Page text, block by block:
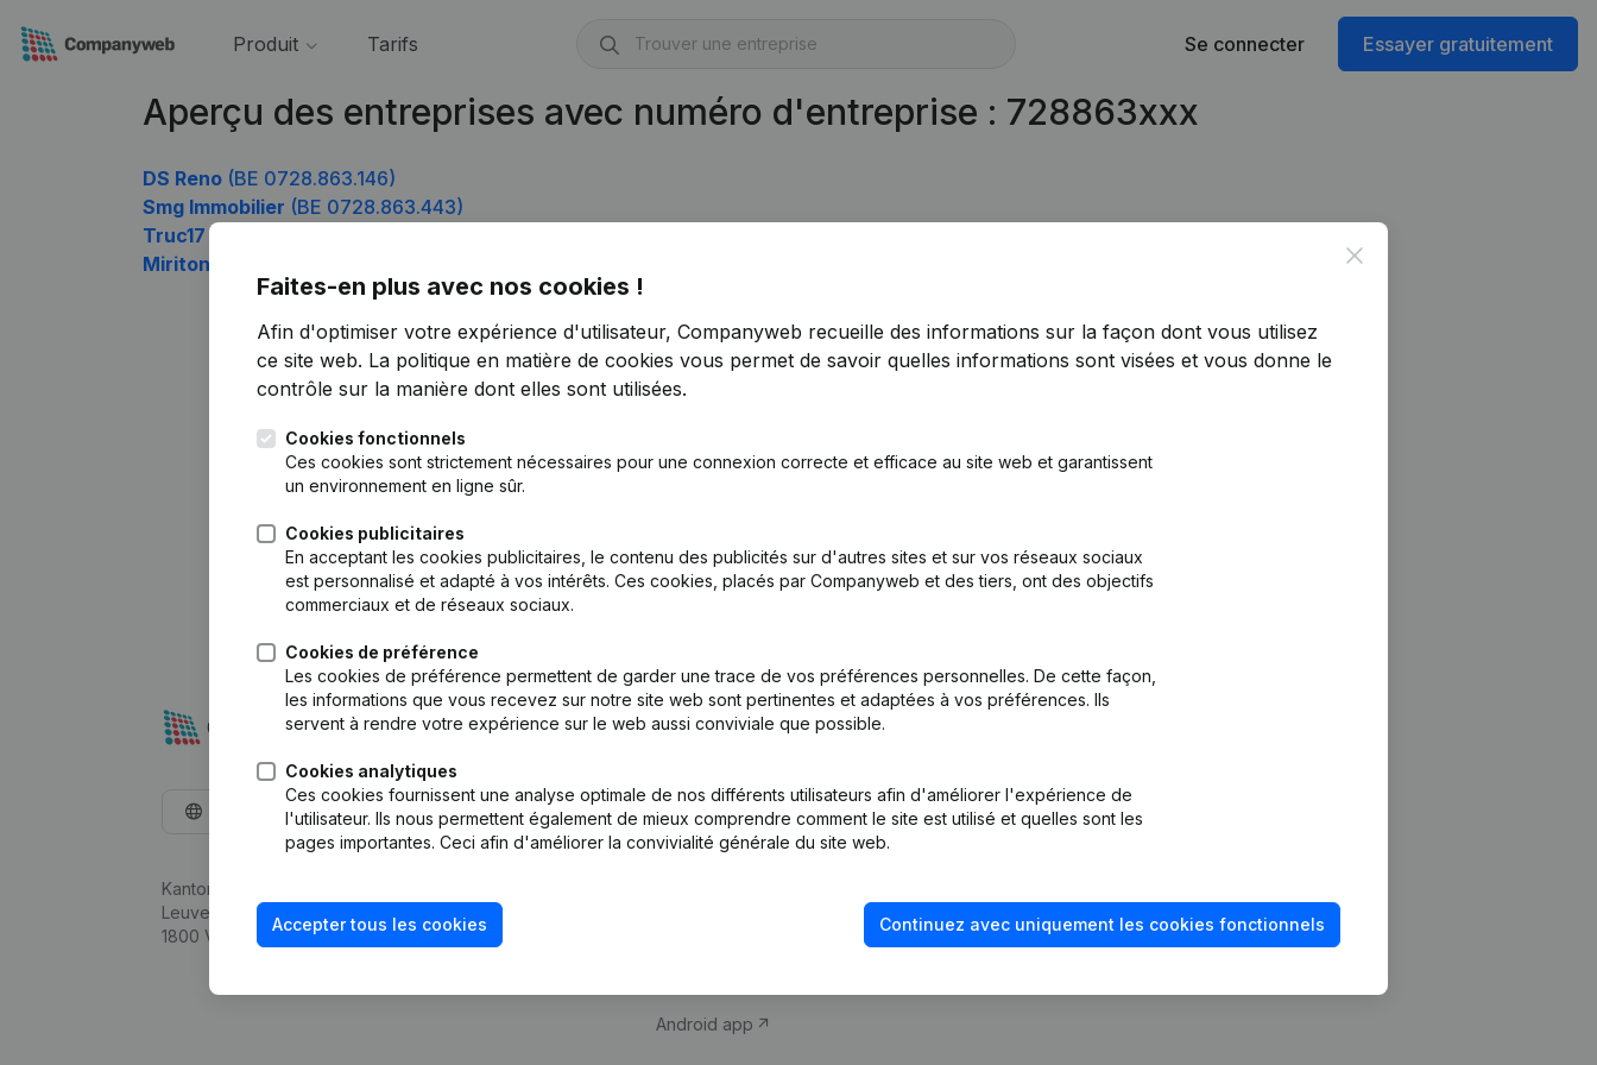
Produit Tarifs Se connecter Essayer gratuitement
Aperçu des entreprises avec numéro d'entreprise : 728863xxx
DS Reno (BE 0728.863.146)
Smg Immobilier (BE 0728.863.443)
Truc17 (BE 0728.863.839)
Miritonia
Close
Faites-en plus avec nos cookies !
Afin d'optimiser votre expérience d'utilisateur, Companyweb recueille des informations sur la façon dont vous utilisez
ce site web. La politique en matière de cookies vous permet de savoir quelles informations sont visées et vous donne le
contrôle sur la manière dont elles sont utilisées.
Cookies fonctionnels
Ces cookies sont strictement nécessaires pour une connexion correcte et efficace au site web et garantissent
un environnement en ligne sûr.
Cookies publicitaires
En acceptant les cookies publicitaires, le contenu des publicités sur d'autres sites et sur vos réseaux sociaux
est personnalisé et adapté à vos intérêts. Ces cookies, placés par Companyweb et des tiers, ont des objectifs
commerciaux et de réseaux sociaux.
Cookies de préférence
Les cookies de préférence permettent de garder une trace de vos préférences personnelles. De cette façon,
les informations que vous recevez sur notre site web sont pertinentes et adaptées à vos préférences. Ils
servent à rendre votre expérience sur le web aussi conviviale que possible.
Cookies analytiques
Ces cookies fournissent une analyse optimale de nos différents utilisateurs afin d'améliorer l'expérience de
l'utilisateur. Ils nous permettent également de mieux comprendre comment le site est utilisé et quelles sont les
pages importantes. Ceci afin d'améliorer la convivialité générale du site web.
Accepter tous les cookies Continuez avec uniquement les cookies fonctionnels
Français
Kantorenpark Everest
Leuvensesteenweg 248D,
1800 Vilvoorde
Produit
d’entreprise
Monitoring
Android app
fraude
Consulter des comptes annuels
Vérification de la solvabilité